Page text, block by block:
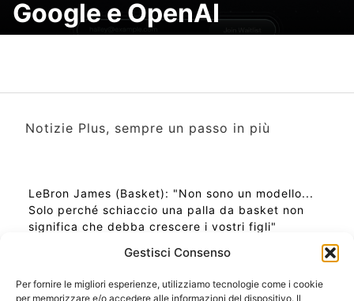
Gestisci Consenso
Per fornire le migliori esperienze, utilizziamo tecnologie come i cookie
per memorizzare e/o accedere alle informazioni del dispositivo. Il
Google e OpenAI
Notizie Plus, sempre un passo in più
LeBron James (Basket): "Non sono un modello...
Solo perché schiaccio una palla da basket non
significa che debba crescere i vostri figli"